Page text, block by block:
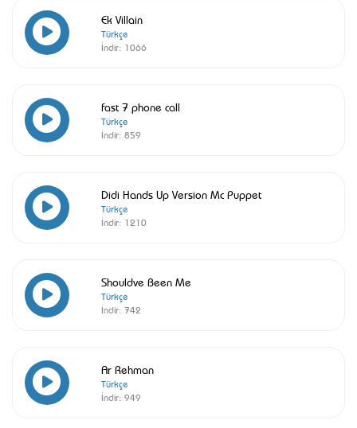
Ek Villain
Türkçe
İndir: 1066
fast 7 phone call
Türkçe
İndir: 859
Didi Hands Up Version Mc Puppet
Türkçe
İndir: 1210
Shouldve Been Me
Türkçe
İndir: 742
Ar Rehman
Türkçe
İndir: 949